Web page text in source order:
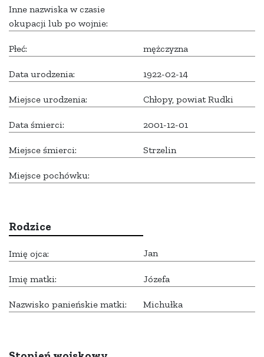
Inne nazwiska w czasie
okupacji lub po wojnie:
Płeć: mężczyzna
Data urodzenia: 1922-02-14
Miejsce urodzenia: Chłopy, powiat Rudki
Data śmierci: 2001-12-01
Miejsce śmierci: Strzelin
Miejsce pochówku:
Rodzice
Imię ojca: Jan
Imię matki: Józefa
Nazwisko panieńskie matki: Michułka